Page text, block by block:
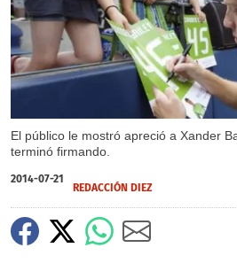
El público le mostró apreció a Xander
terminó firmando.
2014-07-21
REDACCIÓN DIEZ